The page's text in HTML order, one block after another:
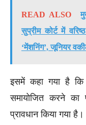
READ ALSO
सुप्रीम कोर्ट में
‘मेंशनिंग’, जूनियर
इसमें कहा गया है कि
समायोजित करने का
प्रावधान किया गया है।